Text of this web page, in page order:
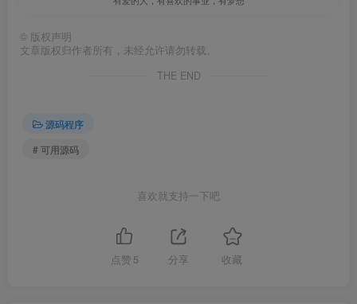
© 版权声明
文章版权归作者所有，未经允许请勿转载。
THE END
源码程序
# 可用源码
喜欢就支持一下吧
点赞 5 分享 收藏